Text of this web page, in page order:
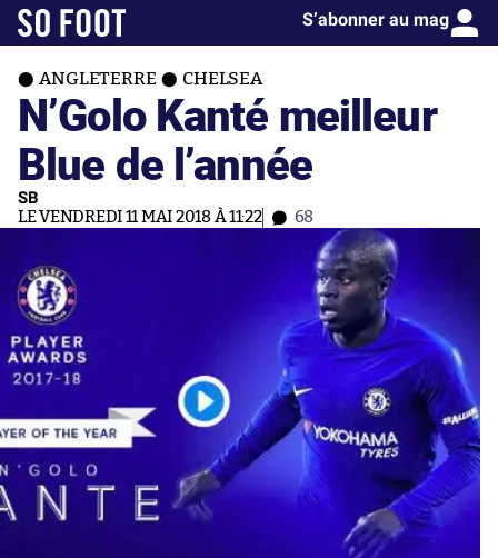
S’abonner au mag
ANGLETERRE CHELSEA
N’Golo Kanté meilleur
Blue de l’année
SB
LE VENDREDI 11 MAI 2018 À 11:22 68